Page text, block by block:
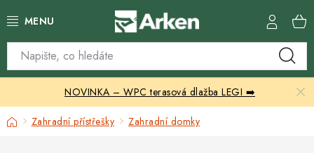
na
Skleníky
Zahradní přístřeškyNOVINKA – WPC terasová dlažba LEGI ➡️
DomůZahradní přístřešky Zahradní domky